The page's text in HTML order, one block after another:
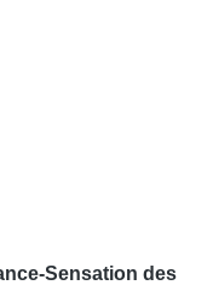
Sensation des